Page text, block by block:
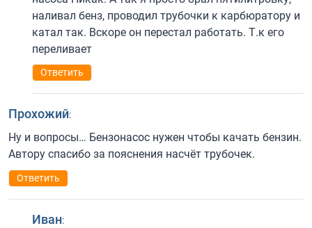
наливал бенз, проводил трубочки к карбюратору и
катал так. Вскоре он перестал работать. Т.к его
переливает
Ответить
Прохожий:
Ну и вопросы… Бензонасос нужен чтобы качать бензин.
Автору спасибо за пояснения насчёт трубочек.
Ответить
Иван: